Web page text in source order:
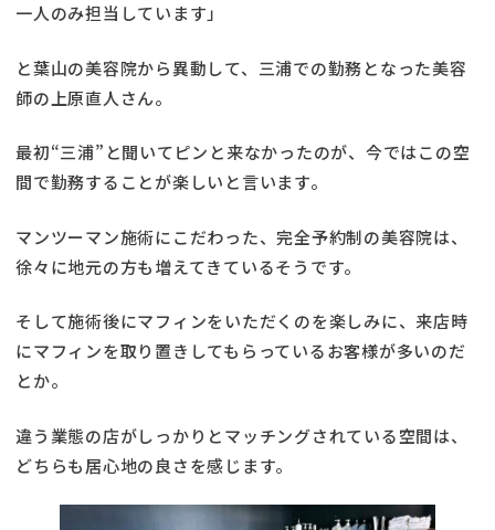
一人のみ担当しています」
と葉山の美容院から異動して、三浦での勤務となった美容
師の上原直人さん。
最初“三浦”と聞いてピンと来なかったのが、今ではこの空
間で勤務することが楽しいと言います。
マンツーマン施術にこだわった、完全予約制の美容院は、
徐々に地元の方も増えてきているそうです。
そして施術後にマフィンをいただくのを楽しみに、来店時
にマフィンを取り置きしてもらっているお客様が多いのだ
とか。
違う業態の店がしっかりとマッチングされている空間は、
どちらも居心地の良さを感じます。